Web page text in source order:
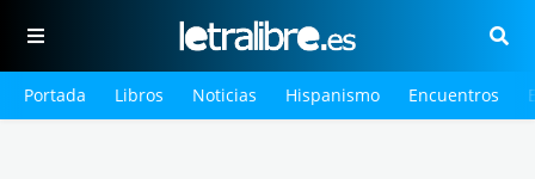
Portada Libros Noticias Hispanismo Encuentros